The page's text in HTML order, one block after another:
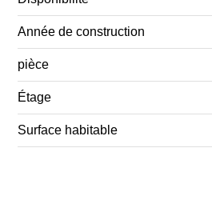
Année de construction
pièce
Étage
Surface habitable